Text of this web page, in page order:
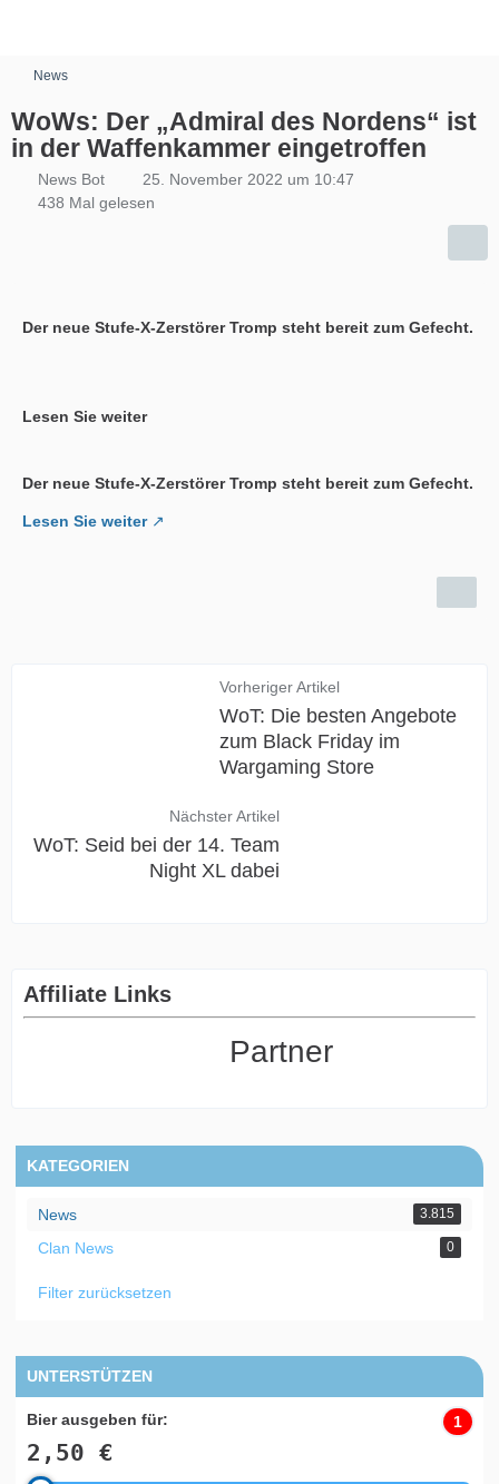
News
WoWs: Der „Admiral des Nordens“ ist
in der Waffenkammer eingetroffen
News Bot
25. November 2022 um 10:47
438 Mal gelesen
Der neue Stufe-X-Zerstörer Tromp steht bereit zum Gefecht.
Lesen Sie weiter
Der neue Stufe-X-Zerstörer Tromp steht bereit zum Gefecht.
Lesen Sie weiter
Vorheriger Artikel
WoT: Die besten Angebote
zum Black Friday im
Wargaming Store
Nächster Artikel
WoT: Seid bei der 14. Team
Night XL dabei
Affiliate Links
Partner
KATEGORIEN
News 3.815
Clan News 0
Filter zurücksetzen
UNTERSTÜTZEN
Bier ausgeben für:
2,50 €
1